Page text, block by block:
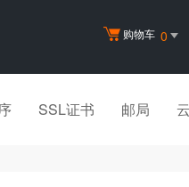
购物车 0
SSL证书 邮局